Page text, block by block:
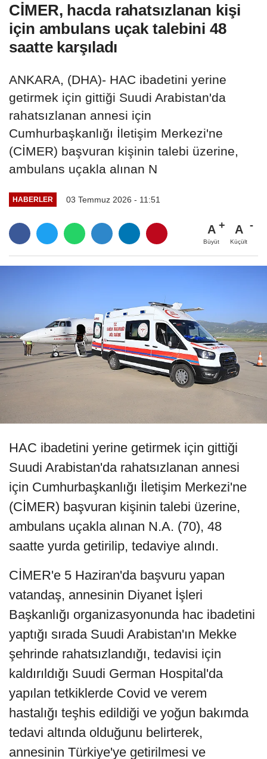
CİMER, hacda rahatsızlanan kişi
için ambulans uçak talebini 48
saatte karşıladı
ANKARA, (DHA)- HAC ibadetini yerine
getirmek için gittiği Suudi Arabistan'da
rahatsızlanan annesi için
Cumhurbaşkanlığı İletişim Merkezi'ne
(CİMER) başvuran kişinin talebi üzerine,
ambulans uçakla alınan N
HABERLER 03 Temmuz 2026 - 11:51
A
Büyüt
A
Küçült
HAC ibadetini yerine getirmek için gittiği
Suudi Arabistan'da rahatsızlanan annesi
için Cumhurbaşkanlığı İletişim Merkezi'ne
(CİMER) başvuran kişinin talebi üzerine,
ambulans uçakla alınan N.A. (70), 48
saatte yurda getirilip, tedaviye alındı.
CİMER'e 5 Haziran'da başvuru yapan
vatandaş, annesinin Diyanet İşleri
Başkanlığı organizasyonunda hac ibadetini
yaptığı sırada Suudi Arabistan'ın Mekke
şehrinde rahatsızlandığı, tedavisi için
kaldırıldığı Suudi German Hospital'da
yapılan tetkiklerde Covid ve verem
hastalığı teşhis edildiği ve yoğun bakımda
tedavi altında olduğunu belirterek,
annesinin Türkiye'ye getirilmesi ve